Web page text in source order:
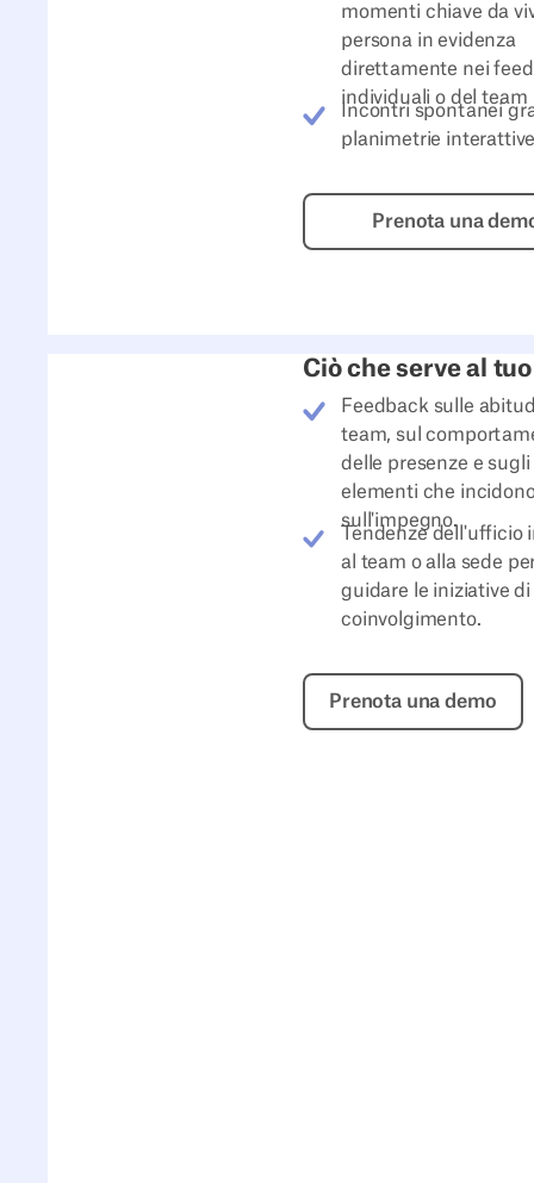
momenti chiave da
persona in evidenza
direttamente nei feed
individuali o del team
Incontri spontanei
planimetrie
Prenota una
Ciò che serve al
Feedback sulle
team, sul
delle presenze e sugli
elementi che
sull'impegno.
Tendenze dell'ufficio
al team o alla sede
guidare le iniziative di
coinvolgimento.
Prenota una
Prenota una demo